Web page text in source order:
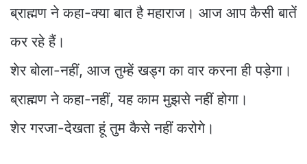
ब्राह्मण ने कहा-क्या बात है महाराज। आज आप कैसी बातें
कर रहे हैं।
शेर बोला-नहीं, आज तुम्हें खड्ग का वार करना ही पड़ेगा।
ब्राह्मण ने कहा-नहीं, यह काम मुझसे नहीं होगा।
शेर गरजा-देखता हूं तुम कैसे नहीं करोगे।